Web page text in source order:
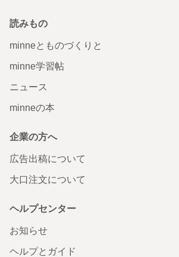
読みもの
minneとものづくりと
minne学習帖
ニュース
minneの本
企業の方へ
広告出稿について
大口注文について
ヘルプセンター
お知らせ
ヘルプとガイド